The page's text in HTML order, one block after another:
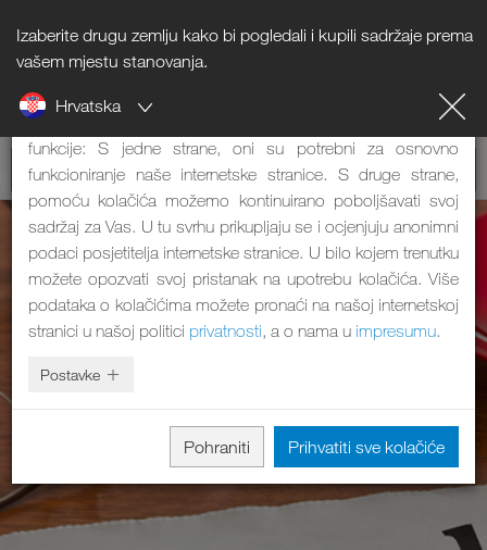
Izaberite drugu zemlju kako bi pogledali i kupili sadržaje prema
vašem mjestu stanovanja.
Hrvatska
Napomena o kolačićima
Naša internetska stranica koristi kolačiće. Oni imaju dvije
funkcije: S jedne strane, oni su potrebni za osnovno
funkcioniranje naše internetske stranice. S druge strane,
pomoću kolačića možemo kontinuirano poboljšavati svoj
sadržaj za Vas. U tu svrhu prikupljaju se i ocjenjuju anonimni
podaci posjetitelja internetske stranice. U bilo kojem trenutku
možete opozvati svoj pristanak na upotrebu kolačića. Više
podataka o kolačićima možete pronaći na našoj internetskoj
stranici u našoj politici privatnosti, a o nama u impresumu.
Postavke
Pohraniti Prihvatiti sve kolačiće